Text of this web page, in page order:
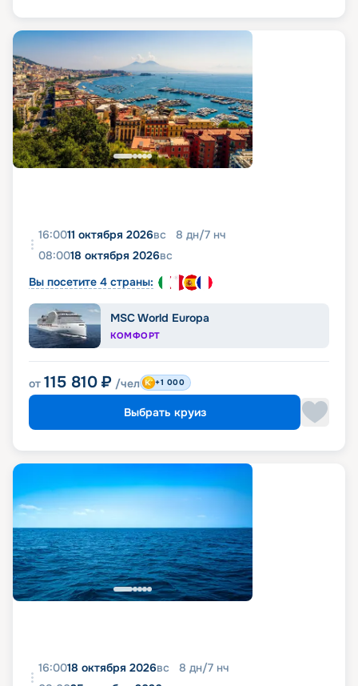
16:0011 октября 2026вс 8 дн/7 нч
08:0018 октября 2026вс
Вы посетите 4 страны:
MSC World Europa
КОМФОРТ
от 115 810 ₽ /чел +1 000
Выбрать круиз
16:0018 октября 2026вс 8 дн/7 нч